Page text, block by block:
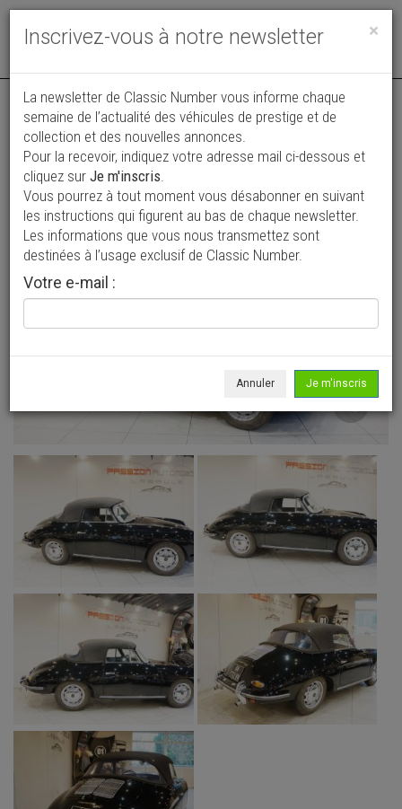
Toggle
Annonce actualisée le 29/07/2026 ( il y a 9 jours )
Porsche 356 C Cabriolet
135 000 €
1964 Cabriolet / roadster 15 500 km
×
Inscrivez-vous à notre newsletter
La newsletter de Classic Number vous informe chaque
semaine de l’actualité des véhicules de prestige et de
collection et des nouvelles annonces.
Pour la recevoir, indiquez votre adresse mail ci-dessous et
cliquez sur Je m'inscris.
Vous pourrez à tout moment vous désabonner en suivant
les instructions qui figurent au bas de chaque newsletter.
Les informations que vous nous transmettez sont
destinées à l’usage exclusif de Classic Number.
Votre e-mail :
Annuler Je m'inscris